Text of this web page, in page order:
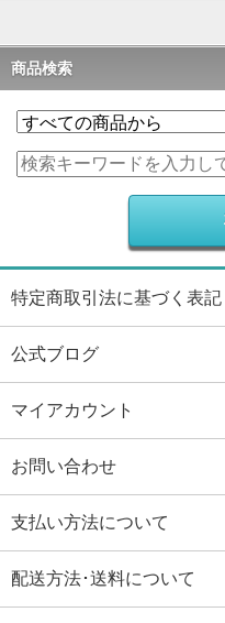
商品検索
特定商取引法に基づく表記
公式ブログ
マイアカウント
お問い合わせ
支払い方法について
配送方法･送料について